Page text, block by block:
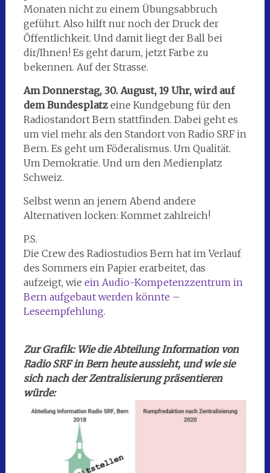
Monaten nicht zu einem Übungsabbruch
geführt. Also hilft nur noch der Druck der
Öffentlichkeit. Und damit liegt der Ball bei
dir/Ihnen! Es geht darum, jetzt Farbe zu
bekennen. Auf der Strasse.
Am Donnerstag, 30. August, 19 Uhr, wird auf
dem Bundesplatz eine Kundgebung für den
Radiostandort Bern stattfinden. Dabei geht es
um viel mehr als den Standort von Radio SRF in
Bern. Es geht um Föderalismus. Um Qualität.
Um Demokratie. Und um den Medienplatz
Schweiz.
Selbst wenn an jenem Abend andere
Alternativen locken: Kommet zahlreich!
P.S.
Die Crew des Radiostudios Bern hat im Verlauf
des Sommers ein Papier erarbeitet, das
aufzeigt, wie ein Audio-Kompetenzzentrum in
Bern aufgebaut werden könnte –
Leseempfehlung.
Zur Grafik: Wie die Abteilung Information von
Radio SRF in Bern heute aussieht, und wie sie
sich nach der Zentralisierung präsentieren
würde: